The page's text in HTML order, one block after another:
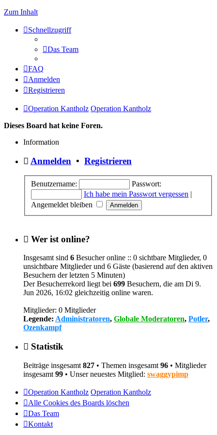
Zum Inhalt
Schnellzugriff
Das Team
FAQ
Anmelden
Registrieren
Operation Kantholz Operation Kantholz
Dieses Board hat keine Foren.
Information
Anmelden • Registrieren
Benutzername:
Passwort:
Ich habe mein Passwort vergessen |
Angemeldet bleiben
Wer ist online?
Insgesamt sind 6 Besucher online :: 0 sichtbare Mitglieder, 0
unsichtbare Mitglieder und 6 Gäste (basierend auf den aktiven
Besuchern der letzten 5 Minuten)
Der Besucherrekord liegt bei 699 Besuchern, die am Di 9.
Jun 2026, 16:02 gleichzeitig online waren.
Mitglieder: 0 Mitglieder
Legende: Administratoren, Globale Moderatoren, Potler,
Ozenkampf
Statistik
Beiträge insgesamt 827 • Themen insgesamt 96 • Mitglieder
insgesamt 99 • Unser neuestes Mitglied: swaggypimp
Operation Kantholz Operation Kantholz
Alle Cookies des Boards löschen
Das Team
Kontakt